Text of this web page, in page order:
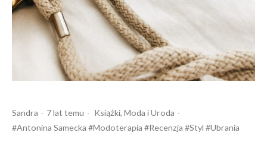
Opublikowany
przez
Sandra 7 lat temu
Opublikowany
w
Książki Moda Uroda
Antonina Samecka
Modoterapia Recenzja Styl Ubrania